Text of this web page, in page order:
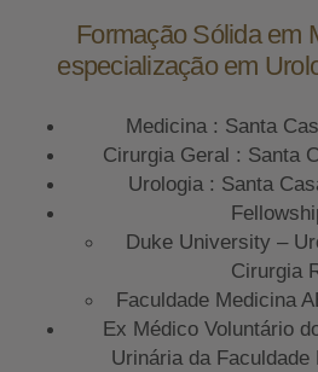
Formação Sólida em
especialização em
Medicina : Santa
Cirurgia Geral : Santa
Urologia : Santa
Duke University –
Cirurgia
Faculdade Medicina
Ex Médico Voluntário
Urinária da Faculdade